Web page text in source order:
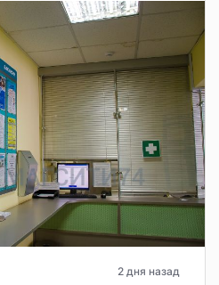
2 дня назад